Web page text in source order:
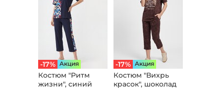
-17% Aкция
Кoстюм "Ритм
жизни", синий
-17% Aкция
Костюм "Вихрь
красок", шоколад